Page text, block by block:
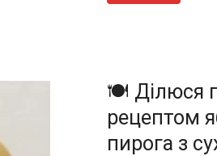
🍽️ Ділюся
рецептом
пирога з